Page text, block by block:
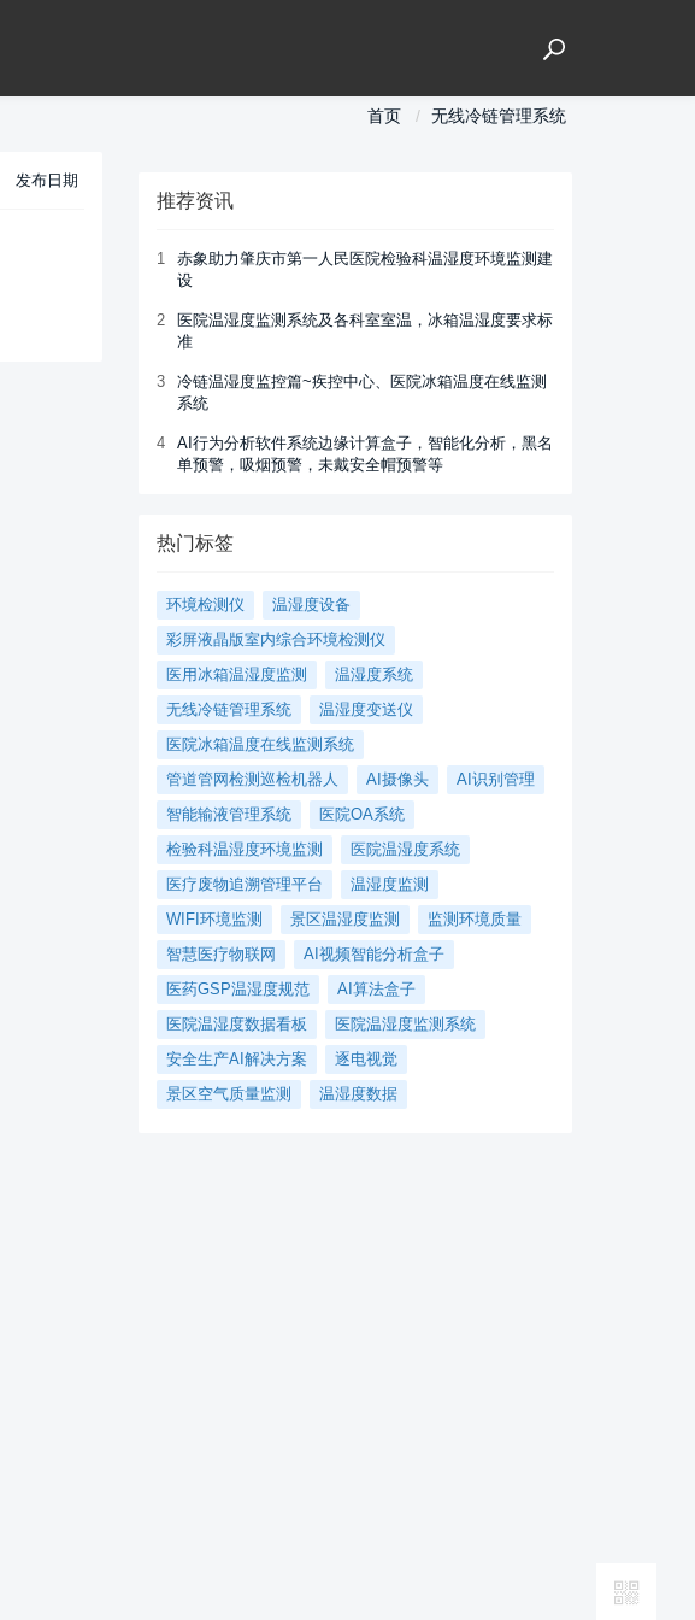
首页 无线冷链管理系统
发布日期
推荐资讯
1
赤象助力肇庆市第一人民医院检验科温湿度环境监测建
设
2
医院温湿度监测系统及各科室室温，冰箱温湿度要求标
准
3
冷链温湿度监控篇~疾控中心、医院冰箱温度在线监测
系统
4
AI行为分析软件系统边缘计算盒子，智能化分析，黑名
单预警，吸烟预警，未戴安全帽预警等
热门标签
环境检测仪
温湿度设备
彩屏液晶版室内综合环境检测仪
医用冰箱温湿度监测
温湿度系统
无线冷链管理系统
温湿度变送仪
医院冰箱温度在线监测系统
管道管网检测巡检机器人
AI摄像头
AI识别管理
智能输液管理系统
医院OA系统
检验科温湿度环境监测
医院温湿度系统
医疗废物追溯管理平台
温湿度监测
WIFI环境监测
景区温湿度监测
监测环境质量
智慧医疗物联网
AI视频智能分析盒子
医药GSP温湿度规范
AI算法盒子
医院温湿度数据看板
医院温湿度监测系统
安全生产AI解决方案
逐电视觉
景区空气质量监测
温湿度数据